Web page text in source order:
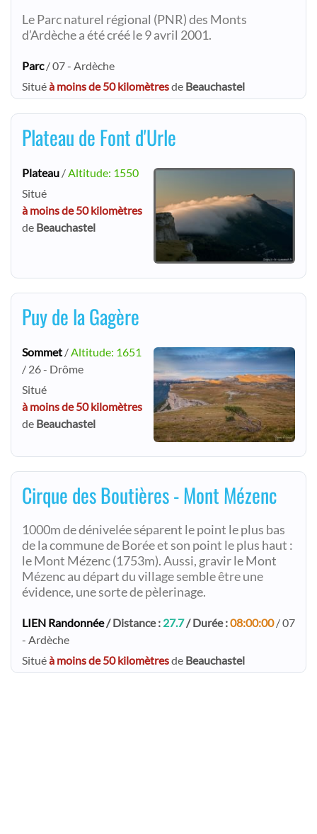
Le Parc naturel régional (PNR) des Monts
d’Ardèche a été créé le 9 avril 2001.
Parc/ 07 - Ardèche
Situéà moins de 50 kilomètresde Beauchastel
Plateau de Font d'Urle
Plateau /Altitude: 1550
Situé
à moins de 50 kilomètres
de Beauchastel
Puy de la Gagère
Sommet /Altitude: 1651
/ 26 - Drôme
Situé
à moins de 50 kilomètres
de Beauchastel
Cirque des Boutières - Mont Mézenc
1000m de dénivelée séparent le point le plus bas
de la commune de Borée et son point le plus haut :
le Mont Mézenc (1753m). Aussi, gravir le Mont
Mézenc au départ du village semble être une
évidence, une sorte de pèlerinage.
LIEN Randonnée/ Distance : 27.7/ Durée :08:00:00/ 07
- Ardèche
Situéà moins de 50 kilomètresde Beauchastel